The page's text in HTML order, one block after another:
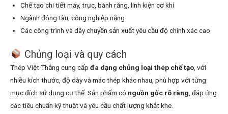
Chế tạo chi tiết máy, trục, bánh răng, linh kiện cơ khí
Ngành đóng tàu, công nghiệp nặng
Các công trình và dây chuyền sản xuất yêu cầu độ chính xác cao
Chủng loại và quy cách
Thép Việt Thắng cung cấp đa dạng chủng loại thép chế tạo , với
nhiều kích thước, độ dày và mác thép khác nhau, phù hợp với từng
mục đích sử dụng cụ thể. Sản phẩm có nguồn gốc rõ ràng , đáp ứng
các tiêu chuẩn kỹ thuật và yêu cầu chất lượng khắt khe.